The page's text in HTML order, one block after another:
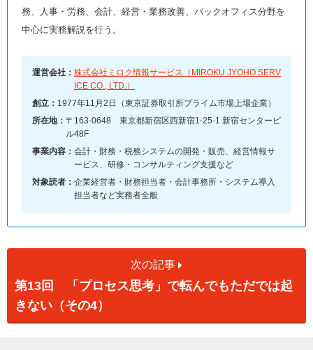
務、人事・労務、会計、経営・業務改善、バックオフィス分野を
中心に実務解説を行う。
運営会社： 株式会社ミロク情報サービス（MIROKU JYOHO SERV
ICE CO., LTD.）
創立： 1977年11月2日（東京証券取引所プライム市場上場企業）
所在地： 〒163-0648 東京都新宿区西新宿1-25-1 新宿センタービ
ル48F
事業内容： 会計・財務・税務システムの開発・販売、経営情報サ
ービス、研修・コンサルティング支援など
対象読者： 企業経営者・財務担当者・会計事務所・システム導入
担当者など実務者全般
次の記事
第13回 「プロセス思考」で転んでもただでは起
きない（その4）